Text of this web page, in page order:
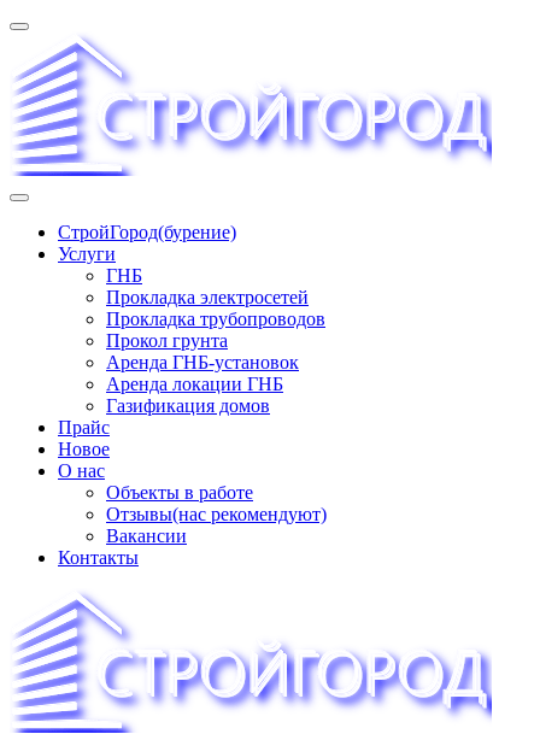
Перейти
содержимому
трудопроводов ∿ Газификация жилого сектора ✆
+74951573444
СтройГород(бурение)
Услуги
ГНБ
Прокладка электросетей
Прокладка трубопроводов
Прокол грунта
Аренда ГНБ-установок
Аренда локации ГНБ
Газификация домов
Прайс
Новое
О нас
Объекты в работе
Отзывы(нас рекомендуют)
Вакансии
Контакты